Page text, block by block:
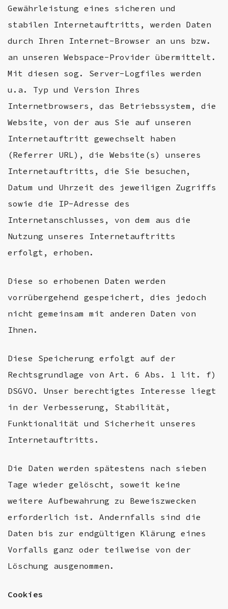
Gewährleistung eines sicheren und
stabilen Internetauftritts, werden Daten
durch Ihren Internet-Browser an uns bzw.
an unseren Webspace-Provider übermittelt.
Mit diesen sog. Server-Logfiles werden
u.a. Typ und Version Ihres
Internetbrowsers, das Betriebssystem, die
Website, von der aus Sie auf unseren
Internetauftritt gewechselt haben
(Referrer URL), die Website(s) unseres
Internetauftritts, die Sie besuchen,
Datum und Uhrzeit des jeweiligen Zugriffs
sowie die IP-Adresse des
Internetanschlusses, von dem aus die
Nutzung unseres Internetauftritts
erfolgt, erhoben.
Diese so erhobenen Daten werden
vorrübergehend gespeichert, dies jedoch
nicht gemeinsam mit anderen Daten von
Ihnen.
Diese Speicherung erfolgt auf der
Rechtsgrundlage von Art. 6 Abs. 1 lit. f)
DSGVO. Unser berechtigtes Interesse liegt
in der Verbesserung, Stabilität,
Funktionalität und Sicherheit unseres
Internetauftritts.
Die Daten werden spätestens nach sieben
Tage wieder gelöscht, soweit keine
weitere Aufbewahrung zu Beweiszwecken
erforderlich ist. Andernfalls sind die
Daten bis zur endgültigen Klärung eines
Vorfalls ganz oder teilweise von der
Löschung ausgenommen.
Cookies